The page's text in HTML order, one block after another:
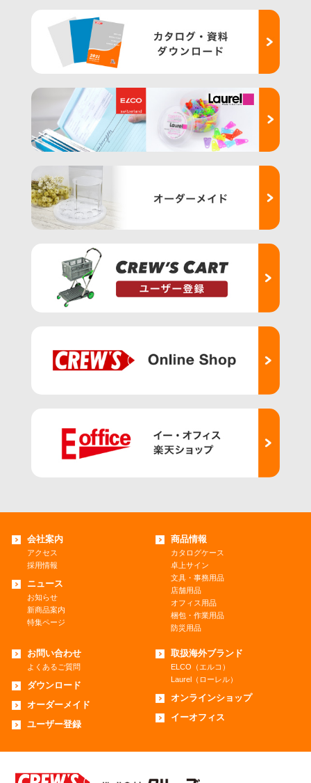
会社案内
アクセス
採用情報
ニュース
お知らせ
新商品案内
特集ページ
商品情報
カタログケース
卓上サイン
文具・事務用品
店舗用品
オフィス用品
梱包・作業用品
防災用品
お問い合わせ
よくあるご質問
ダウンロード
オーダーメイド
ユーザー登録
取扱海外ブランド
ELCO（エルコ）
Laurel（ローレル）
オンラインショップ
イーオフィス